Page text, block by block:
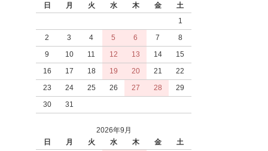
日
月 火 水 木 金
土
1
2
3 4 5 6 7
8
9
10 11 12 13 14
15
16
17 18 19 20 21
22
23
24 25 26 27 28
29
30
31
2026年9月
日
月 火 水 木 金
土